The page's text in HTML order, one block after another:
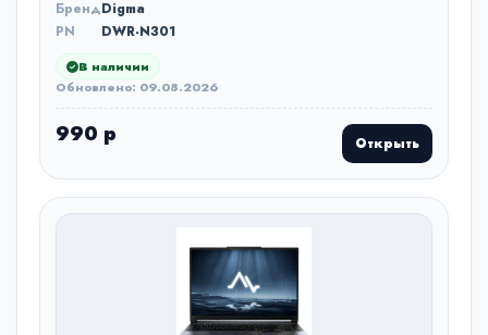
БрендDigma
PN
DWR-N301
В наличии
Обновлено: 09.08.2026
990 р Открыть